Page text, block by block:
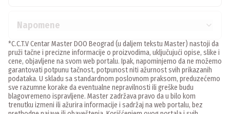
Napomene
*C.C.T.V Centar Master DOO Beograd (u daljem tekstu Master) nastoji da
pruži tačne i precizne informacije o proizvodima, uključujući opise, slike i
cene, objavljene na svom web portalu. Ipak, napominjemo da ne možemo
garantovati potpunu tačnost, potpunost niti ažurnost svih prikazanih
podataka. U skladu sa standardnom poslovnom praksom, preduzećemo
sve razumne korake da eventualne nepravilnosti ili greške budu
blagovremeno ispravljene. Master zadržava pravo da u bilo kom
trenutku izmeni ili ažurira informacije i sadržaj na web portalu, bez